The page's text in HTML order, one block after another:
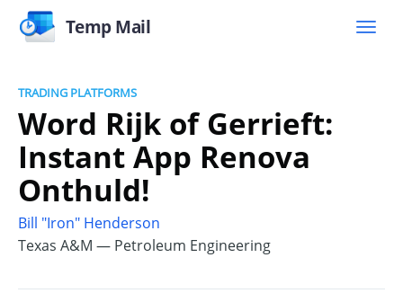
Temp Mail
TRADING PLATFORMS
Word Rijk of Gerrieft:
Instant App Renova
Onthuld!
Bill "Iron" Henderson
Texas A&M — Petroleum Engineering